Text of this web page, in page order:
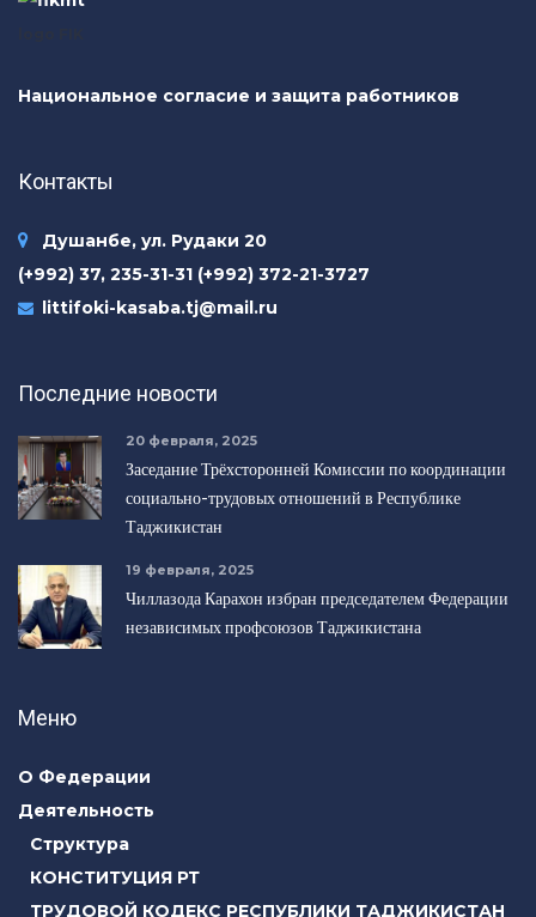
Национальное согласие и защита работников
Контакты
Душанбе, ул. Рудаки 20
(+992) 37, 235-31-31 (+992) 372-21-3727
littifoki-kasaba.tj@mail.ru
Последние новости
20 февраля, 2025
Заседание Трёхсторонней Комиссии по координации
социально-трудовых отношений в Республике
Таджикистан
19 февраля, 2025
Чиллазода Карахон избран председателем Федерации
независимых профсоюзов Таджикистана
Меню
О Федерации
Деятельность
Структура
КОНСТИТУЦИЯ РТ
ТРУДОВОЙ КОДЕКС РЕСПУБЛИКИ ТАДЖИКИСТАН